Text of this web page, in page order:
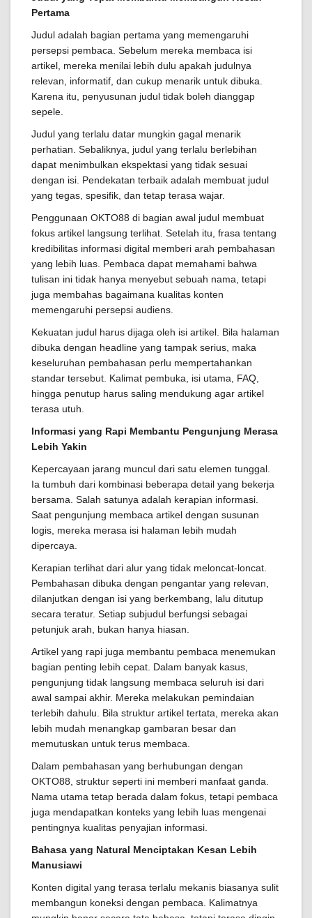
Pertama
Judul adalah bagian pertama yang memengaruhi
persepsi pembaca. Sebelum mereka membaca isi
artikel, mereka menilai lebih dulu apakah judulnya
relevan, informatif, dan cukup menarik untuk dibuka.
Karena itu, penyusunan judul tidak boleh dianggap
sepele.
Judul yang terlalu datar mungkin gagal menarik
perhatian. Sebaliknya, judul yang terlalu berlebihan
dapat menimbulkan ekspektasi yang tidak sesuai
dengan isi. Pendekatan terbaik adalah membuat judul
yang tegas, spesifik, dan tetap terasa wajar.
Penggunaan OKTO88 di bagian awal judul membuat
fokus artikel langsung terlihat. Setelah itu, frasa tentang
kredibilitas informasi digital memberi arah pembahasan
yang lebih luas. Pembaca dapat memahami bahwa
tulisan ini tidak hanya menyebut sebuah nama, tetapi
juga membahas bagaimana kualitas konten
memengaruhi persepsi audiens.
Kekuatan judul harus dijaga oleh isi artikel. Bila halaman
dibuka dengan headline yang tampak serius, maka
keseluruhan pembahasan perlu mempertahankan
standar tersebut. Kalimat pembuka, isi utama, FAQ,
hingga penutup harus saling mendukung agar artikel
terasa utuh.
Informasi yang Rapi Membantu Pengunjung Merasa
Lebih Yakin
Kepercayaan jarang muncul dari satu elemen tunggal.
Ia tumbuh dari kombinasi beberapa detail yang bekerja
bersama. Salah satunya adalah kerapian informasi.
Saat pengunjung membaca artikel dengan susunan
logis, mereka merasa isi halaman lebih mudah
dipercaya.
Kerapian terlihat dari alur yang tidak meloncat-loncat.
Pembahasan dibuka dengan pengantar yang relevan,
dilanjutkan dengan isi yang berkembang, lalu ditutup
secara teratur. Setiap subjudul berfungsi sebagai
petunjuk arah, bukan hanya hiasan.
Artikel yang rapi juga membantu pembaca menemukan
bagian penting lebih cepat. Dalam banyak kasus,
pengunjung tidak langsung membaca seluruh isi dari
awal sampai akhir. Mereka melakukan pemindaian
terlebih dahulu. Bila struktur artikel tertata, mereka akan
lebih mudah menangkap gambaran besar dan
memutuskan untuk terus membaca.
Dalam pembahasan yang berhubungan dengan
OKTO88, struktur seperti ini memberi manfaat ganda.
Nama utama tetap berada dalam fokus, tetapi pembaca
juga mendapatkan konteks yang lebih luas mengenai
pentingnya kualitas penyajian informasi.
Bahasa yang Natural Menciptakan Kesan Lebih
Manusiawi
Konten digital yang terasa terlalu mekanis biasanya sulit
membangun koneksi dengan pembaca. Kalimatnya